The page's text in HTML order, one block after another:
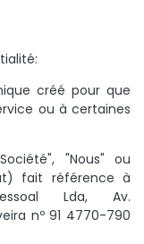
créé pour que
ou à certaines
"Nous" ou
fait référence à
Lda, Av.
nº 91 4770-790